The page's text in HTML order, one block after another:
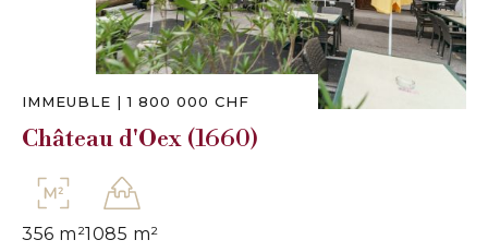
IMMEUBLE | 1 800 000 CHF
Château d'Oex (1660)
356 m²1085 m²